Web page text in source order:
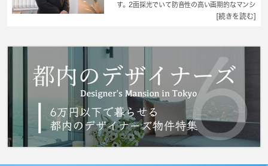
す。2面採光でいて防音性の高い画期的なマンシ
ョンとなっております。急な転勤に嬉しい条
をもって情報を提供できるマンションです。新
ィからお探しになりませんか。スタッフ一同サ
ポートして参ります。
[続きを読む]